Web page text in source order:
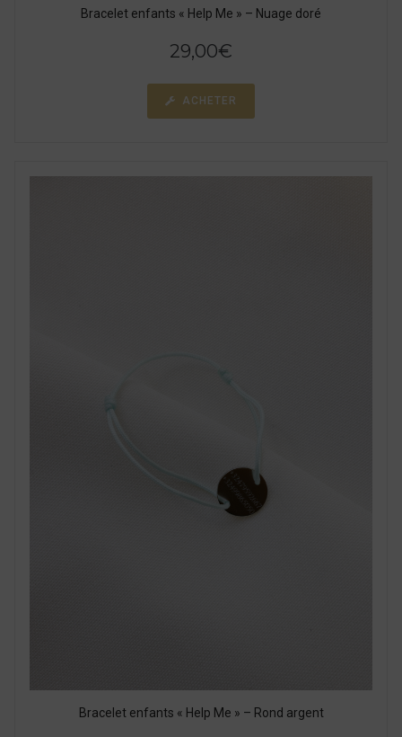
Bracelet enfants « Help Me » – Nuage doré
29,00€
ACHETER
Bracelet enfants « Help Me » – Rond argent